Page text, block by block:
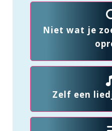
Niet wat je
Zelf een